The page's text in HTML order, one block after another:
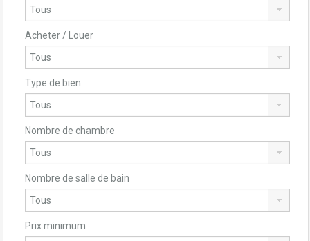
Acheter / Louer
Type de bien
Nombre de chambre
Nombre de salle de bain
Prix minimum